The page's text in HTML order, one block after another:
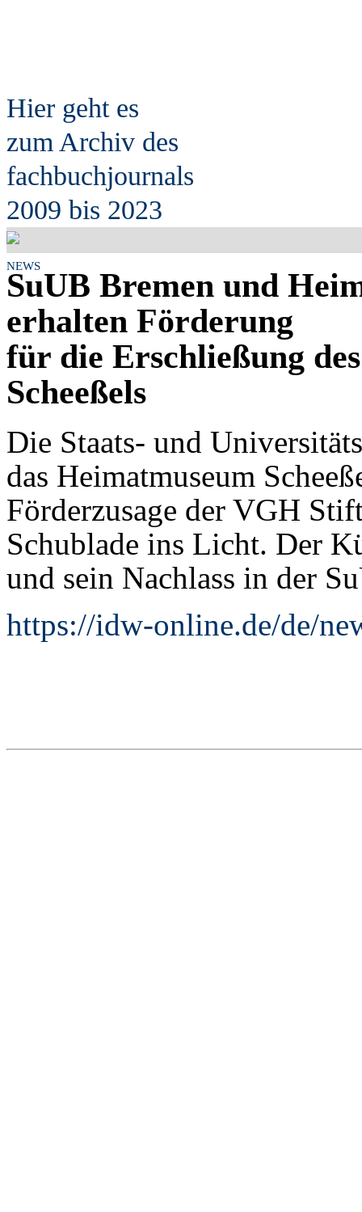
Hier geht es
zum Archiv des
fachbuchjournals
2009 bis 2023
NEWS
SuUB Bremen und
erhalten Förderung
für die Erschließung
Scheeßels
Die Staats- und
das Heimatmuseum
Förderzusage der VGH
Schublade ins Licht. Der
und sein Nachlass in der
https://idw-online.de/de/